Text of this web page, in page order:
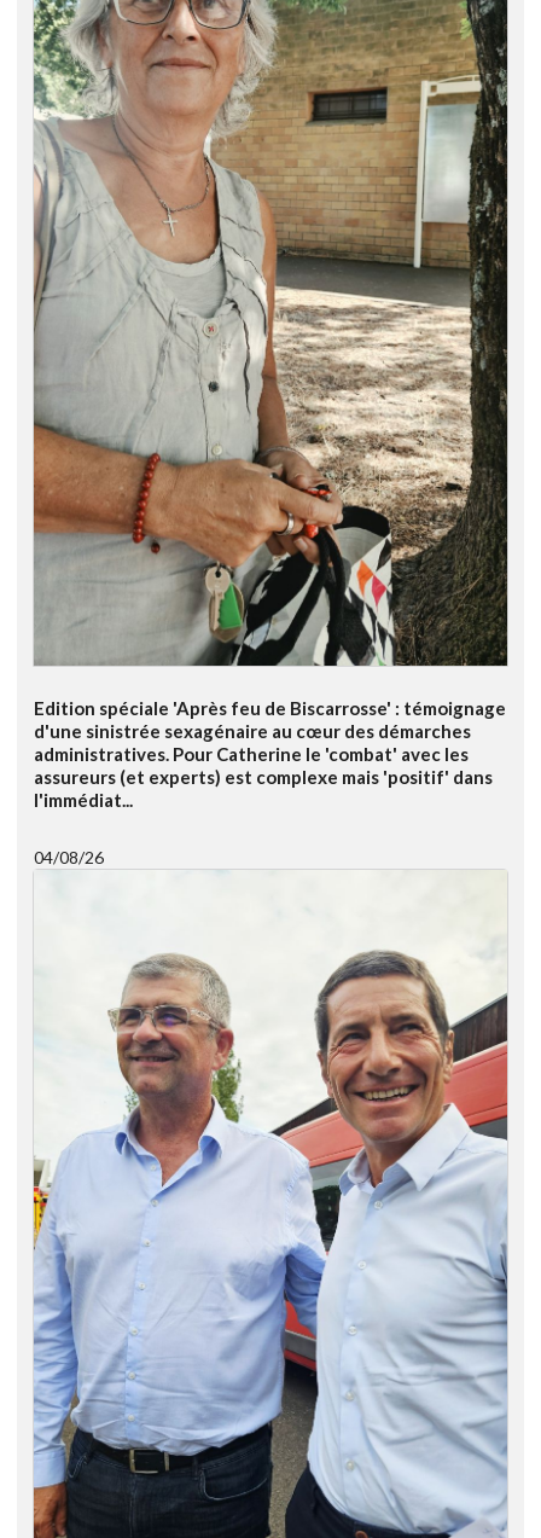
Edition spéciale 'Après feu de Biscarrosse' : témoignage
d'une sinistrée sexagénaire au cœur des démarches
administratives. Pour Catherine le 'combat' avec les
assureurs (et experts) est complexe mais 'positif' dans
l'immédiat...
04/08/26